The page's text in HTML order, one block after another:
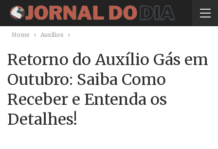
Home Auxílios
Retorno do Auxílio Gás em
Outubro: Saiba Como
Receber e Entenda os
Detalhes!